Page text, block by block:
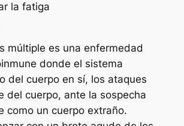
la fatiga
múltiple es una enfermedad
donde el sistema
del cuerpo en sí, los ataques
del cuerpo, ante la sospecha
como un cuerpo extraño.